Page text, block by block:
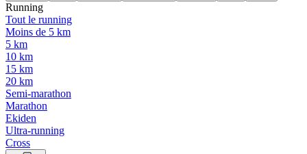
Running
Tout le running
Moins de 5 km
5 km
10 km
15 km
20 km
Semi-marathon
Marathon
Ekiden
Ultra-running
Cross